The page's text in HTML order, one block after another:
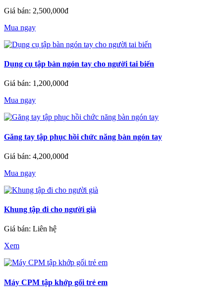
Giá bán: 2,500,000đ
Mua ngay
Dụng cụ tập bàn ngón tay cho người tai biến
Giá bán: 1,200,000đ
Mua ngay
Găng tay tập phục hồi chức năng bàn ngón tay
Giá bán: 4,200,000đ
Mua ngay
Khung tập đi cho người già
Giá bán: Liên hệ
Xem
Máy CPM tập khớp gối trẻ em